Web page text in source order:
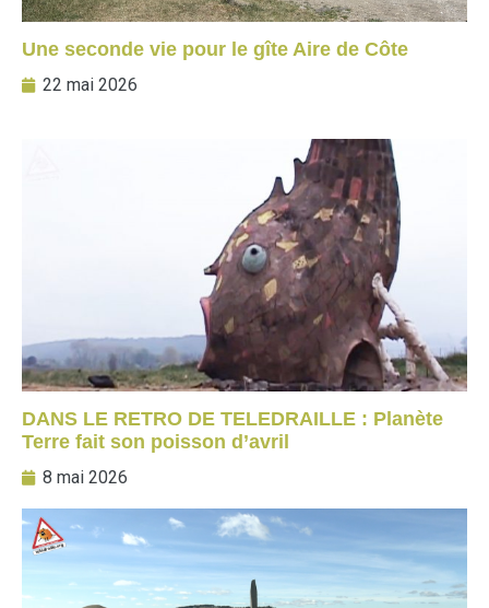
Une seconde vie pour le gîte Aire de Côte
22 mai 2026
DANS LE RETRO DE TELEDRAILLE : Planète
Terre fait son poisson d’avril
8 mai 2026